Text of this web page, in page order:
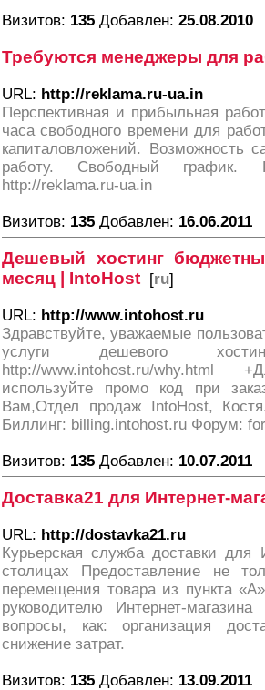
Визитов: 135 Добавлен: 25.08.2010
Требуются менеджеры для
URL: http://reklama.ru-ua.in
Перспективная и прибыльная
часа свободного времени для
капиталовложений. Возможность
работу. Свободный график.
http://reklama.ru-ua.in
Визитов: 135 Добавлен: 16.06.2011
Дешевый хостинг
месяц | IntoHost [ru]
URL: http://www.intohost.ru
Здравствуйте, уважаемые
услуги дешевого
http://www.intohost.ru/why.html
используйте промо код при
Вам,Отдел продаж IntoHost,
Биллинг: billing.intohost.ru Форум:
Визитов: 135 Добавлен: 10.07.2011
Доставка21 для Интернет-
URL: http://dostavka21.ru
Курьерская служба доставки для
столицах Предоставление не
перемещения товара из пункта
руководителю Интернет-
вопросы, как: организация
снижение затрат.
Визитов: 135 Добавлен: 13.09.2011